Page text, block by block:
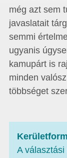
még azt sem
javaslatait
semmi
ugyanis
kamupárt is
minden
többséget
A